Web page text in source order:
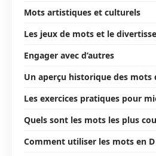
Mots artistiques et culturels
Les jeux de mots et le
Engager avec d’autres
Un aperçu historique des mots
Les exercices pratiques pour
Quels sont les mots les plus
Comment utiliser les mots en D